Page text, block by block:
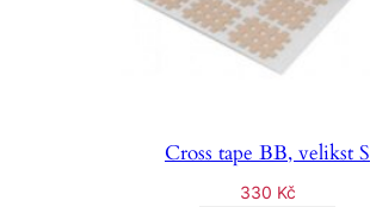
Cross tape BB, velikst S
330 Kč